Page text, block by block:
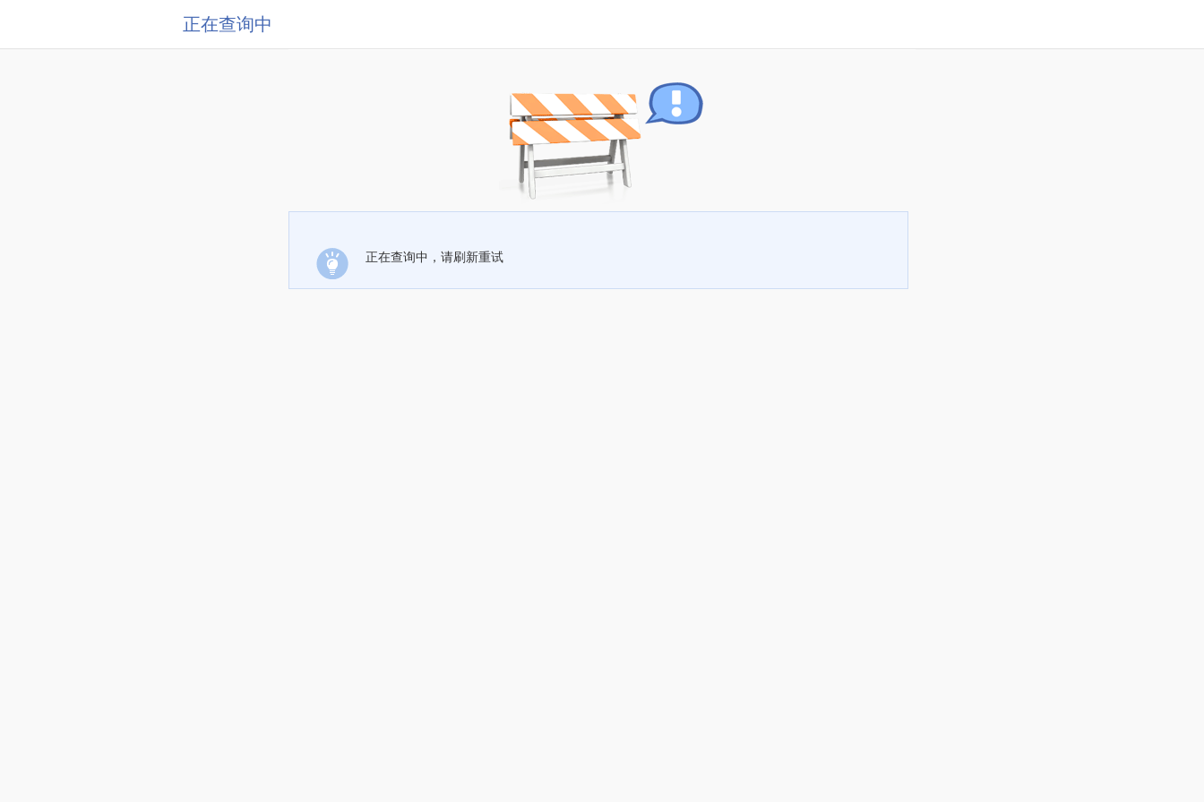
正在查询中
正在查询中，请刷新重试